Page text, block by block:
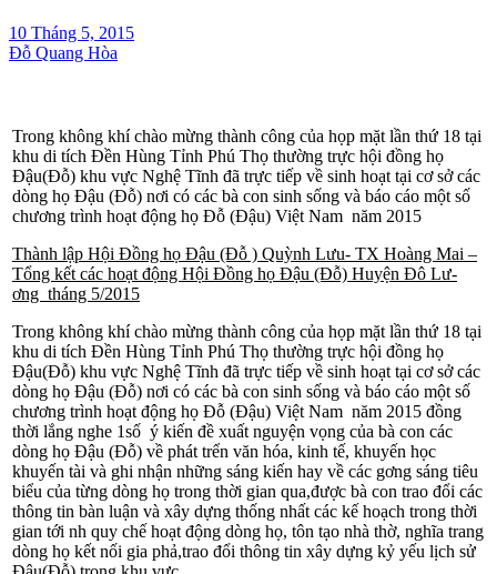
10 Tháng 5, 2015
Đỗ Quang Hòa
Trong không khí chào mừng thành công của họp mặt lần thứ 18 tại
khu di tích Đền Hùng Tỉnh Phú Thọ th­ường trực hội đồng họ
Đậu(Đỗ) khu vực Nghệ Tĩnh đã trực tiếp về sinh hoạt tại cơ sở các
dòng họ Đậu (Đỗ) nơi có các bà con sinh sống và báo cáo một số
chư­ơng trình hoạt động họ Đỗ (Đậu) Việt Nam năm 2015
Thành lập Hội Đồng họ Đậu (Đỗ ) Quỳnh L­ưu- TX Hoàng Mai –
Tổng kết các hoạt động Hội Đồng họ Đậu (Đỗ) Huyện Đô Lư­
ơng tháng 5/2015
Trong không khí chào mừng thành công của họp mặt lần thứ 18 tại
khu di tích Đền Hùng Tỉnh Phú Thọ th­ường trực hội đồng họ
Đậu(Đỗ) khu vực Nghệ Tĩnh đã trực tiếp về sinh hoạt tại cơ sở các
dòng họ Đậu (Đỗ) nơi có các bà con sinh sống và báo cáo một số
chư­ơng trình hoạt động họ Đỗ (Đậu) Việt Nam năm 2015 đồng
thời lắng nghe 1số ý kiến đề xuất nguyện vọng của bà con các
dòng họ Đậu (Đỗ) về phát trển văn hóa, kinh tế, khuyến học
khuyến tài và ghi nhận những sáng kiến hay về các g­ơng sáng tiêu
biểu của từng dòng họ trong thời gian qua,đư­ợc bà con trao đổi các
thông tin bàn luận và xây dựng thống nhất các kế hoạch trong thời
gian tới nh­ quy chế hoạt động dòng họ, tôn tạo nhà thờ, nghĩa trang
dòng họ kết nối gia phả,trao đổi thông tin xây dựng kỷ yếu lịch sử